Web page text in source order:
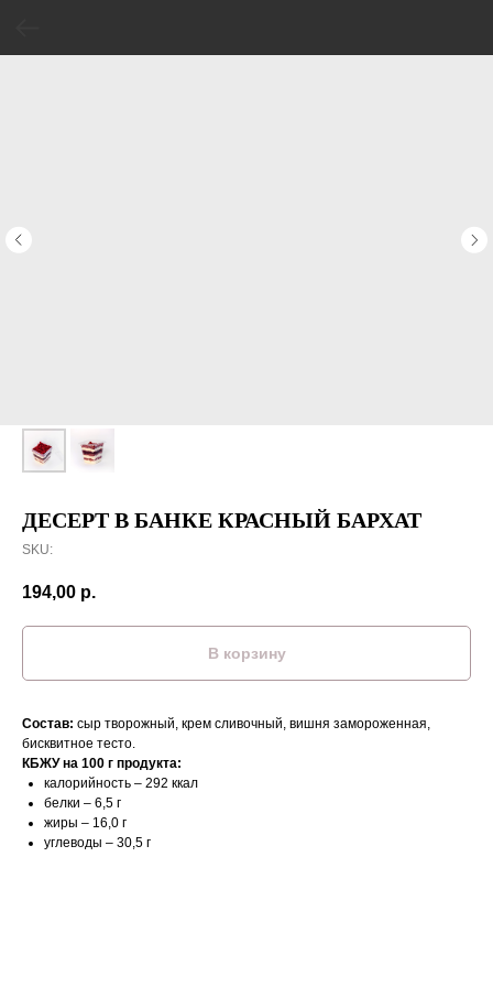
ДЕСЕРТ В БАНКЕ КРАСНЫЙ БАРХАТ
SKU:
194,00 р.
В корзину
Состав: сыр творожный, крем сливочный, вишня замороженная,
бисквитное тесто.
КБЖУ на 100 г продукта:
калорийность – 292 ккал
белки – 6,5 г
жиры – 16,0 г
углеводы – 30,5 г